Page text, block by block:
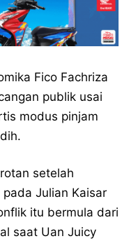
Fico Fachriza
publik usai
modus pinjam
setelah
Julian Kaisar
itu bermula dari
saat Uan Juicy